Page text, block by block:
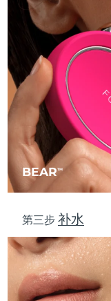
BEARTM
第三步补水
波兰
葡萄牙
波多黎各
卡塔尔
留尼汪
罗马尼亚
俄罗斯
沙特阿拉伯
新加坡